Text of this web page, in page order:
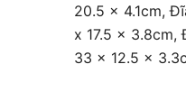
20.5 x 4.1cm,
x 17.5 x 3.8cm,
33 x 12.5 x